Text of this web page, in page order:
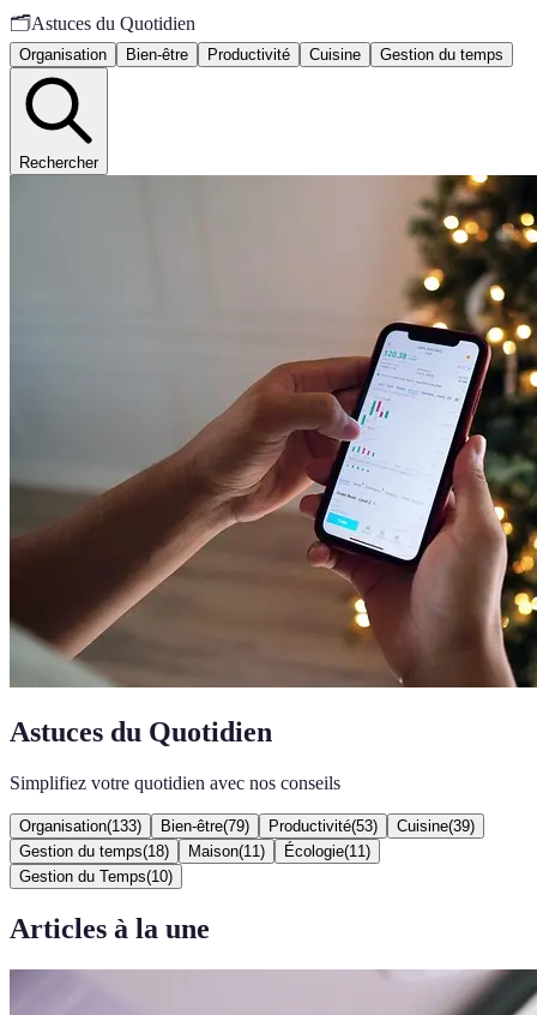
🗂️Astuces du Quotidien
Organisation Bien-être Productivité Cuisine Gestion du temps
Rechercher
Astuces du Quotidien
Simplifiez votre quotidien avec nos conseils
Organisation(133) Bien-être(79) Productivité(53) Cuisine(39)
Gestion du temps(18) Maison(11 ) Écologie(11 )
Gestion du Temps(10)
Articles à la une